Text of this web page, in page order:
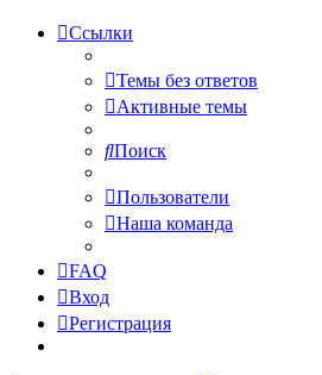
Ссылки
Темы без ответов
Активные темы
Поиск
Пользователи
Наша команда
FAQ
Вход
Регистрация